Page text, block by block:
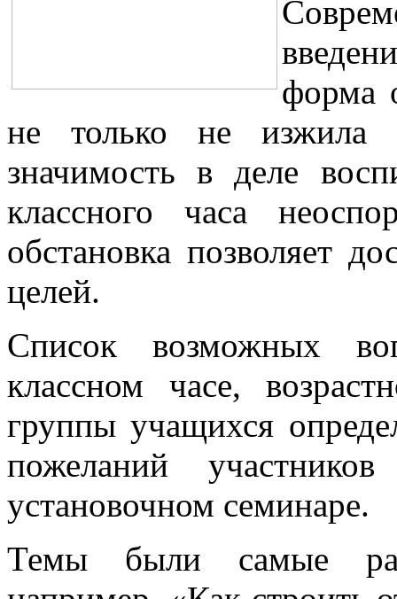
форма
не только не
значимость в деле
классного часа
обстановка позволяет
целей.
Список возможных
классном часе,
группы учащихся
пожеланий
установочном семинаре.
Темы были самые